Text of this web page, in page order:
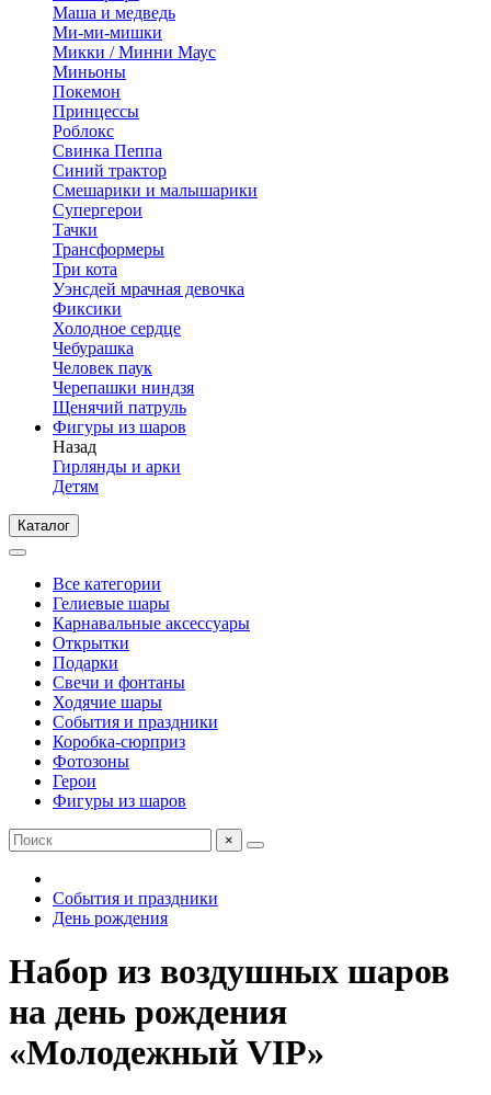
Маша и медведь
Ми-ми-мишки
Микки / Минни Маус
Миньоны
Покемон
Принцессы
Роблокс
Свинка Пеппа
Синий трактор
Смешарики и малышарики
Супергерои
Тачки
Трансформеры
Три кота
Уэнсдей мрачная девочка
Фиксики
Холодное сердце
Чебурашка
Человек паук
Черепашки ниндзя
Щенячий патруль
Фигуры из шаров
Назад
Гирлянды и арки
Детям
Каталог
Все категории
Гелиевые шары
Карнавальные аксессуары
Открытки
Подарки
Свечи и фонтаны
Ходячие шары
События и праздники
Коробка-сюрприз
Фотозоны
Герои
Фигуры из шаров
×
События и праздники
День рождения
Набор из воздушных шаров
на день рождения
«Молодежный VIP»